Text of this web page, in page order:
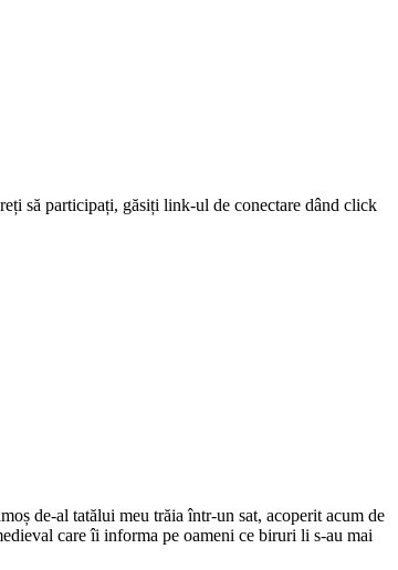
să participați, găsiți link-ul de conectare dând click
de-al tatălui meu trăia într-un sat, acoperit acum de
care îi informa pe oameni ce biruri li s-au mai